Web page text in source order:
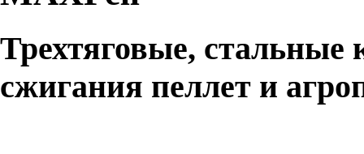
Трехтяговые, стальные
сжигания пеллет и